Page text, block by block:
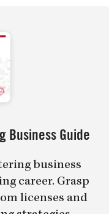
Business Guide
business
career. Grasp
licenses and